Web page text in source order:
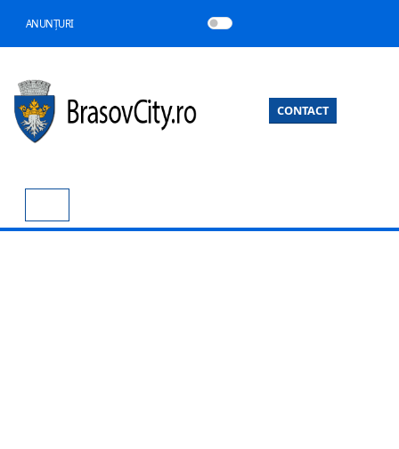
ANUNȚURI
CONTACT